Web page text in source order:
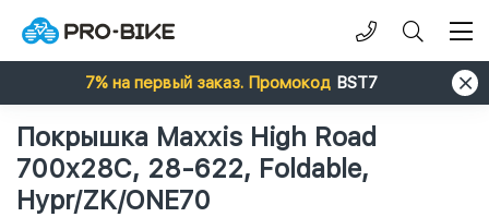
7% на первый заказ. Промокод BST7
Покрышка Maxxis High Road
700x28C, 28-622, Foldable,
Hypr/ZK/ONE70